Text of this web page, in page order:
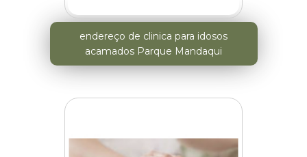
endereço de clinica para idosos
acamados Parque Mandaqui